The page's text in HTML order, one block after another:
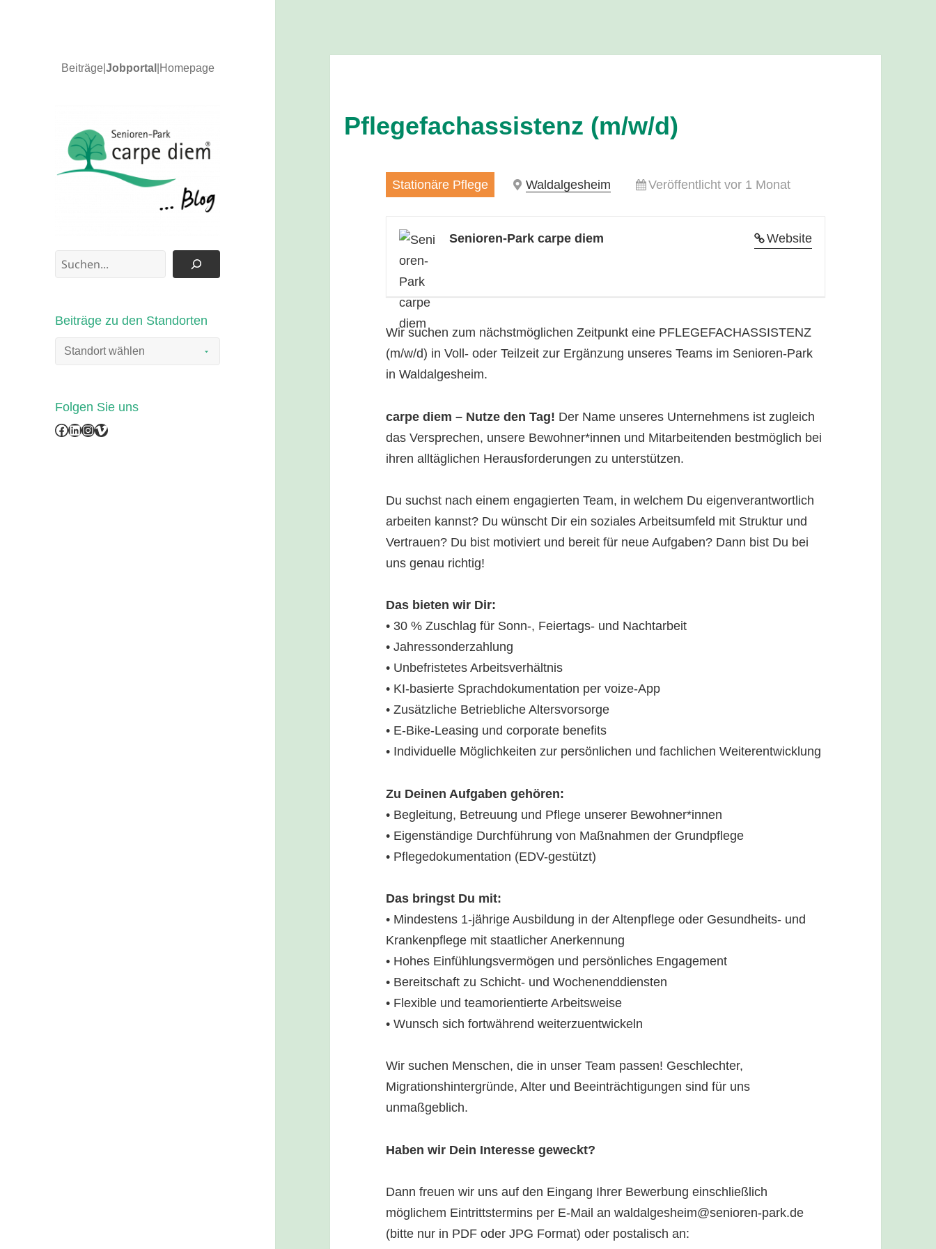
Beiträge| Jobportal Homepage
carpe diem Blog
News und Updates
Suchen
Beiträge zu den Standorten
Folgen Sie uns
Facebook
LinkedIn
Instagram
Vimeo
Pflegefachassistenz (m/w/d)
Stationäre Pflege Waldalgesheim Veröffentlicht vor 1 Monat
Website
Senioren-Park carpe diem
Wir suchen zum nächstmöglichen Zeitpunkt eine PFLEGEFACHASSISTENZ
(m/w/d) in Voll- oder Teilzeit zur Ergänzung unseres Teams im Senioren-Park
in Waldalgesheim.
carpe diem – Nutze den Tag! Der Name unseres Unternehmens ist zugleich
das Versprechen, unsere Bewohner*innen und Mitarbeitenden bestmöglich bei
ihren alltäglichen Herausforderungen zu unterstützen.
Du suchst nach einem engagierten Team, in welchem Du eigenverantwortlich
arbeiten kannst? Du wünscht Dir ein soziales Arbeitsumfeld mit Struktur und
Vertrauen? Du bist motiviert und bereit für neue Aufgaben? Dann bist Du bei
uns genau richtig!
Das bieten wir Dir:
• 30 % Zuschlag für Sonn-, Feiertags- und Nachtarbeit
• Jahressonderzahlung
• Unbefristetes Arbeitsverhältnis
• KI-basierte Sprachdokumentation per voize-App
• Zusätzliche Betriebliche Altersvorsorge
• E-Bike-Leasing und corporate benefits
• Individuelle Möglichkeiten zur persönlichen und fachlichen Weiterentwicklung
Zu Deinen Aufgaben gehören:
• Begleitung, Betreuung und Pflege unserer Bewohner*innen
• Eigenständige Durchführung von Maßnahmen der Grundpflege
• Pflegedokumentation (EDV-gestützt)
Das bringst Du mit:
• Mindestens 1-jährige Ausbildung in der Altenpflege oder Gesundheits- und
Krankenpflege mit staatlicher Anerkennung
• Hohes Einfühlungsvermögen und persönliches Engagement
• Bereitschaft zu Schicht- und Wochenenddiensten
• Flexible und teamorientierte Arbeitsweise
• Wunsch sich fortwährend weiterzuentwickeln
Wir suchen Menschen, die in unser Team passen! Geschlechter,
Migrationshintergründe, Alter und Beeinträchtigungen sind für uns
unmaßgeblich.
Haben wir Dein Interesse geweckt?
Dann freuen wir uns auf den Eingang Ihrer Bewerbung einschließlich
möglichem Eintrittstermins per E-Mail an waldalgesheim@senioren-park.de
(bitte nur in PDF oder JPG Format) oder postalisch an: